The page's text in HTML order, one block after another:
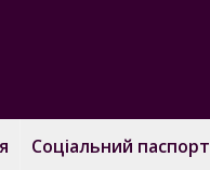
Соціальний паспорт